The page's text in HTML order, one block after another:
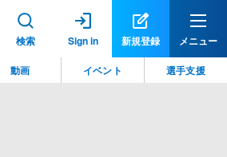
検索 Sign in 新規登録 メニュー
動画 イベント 選手支援